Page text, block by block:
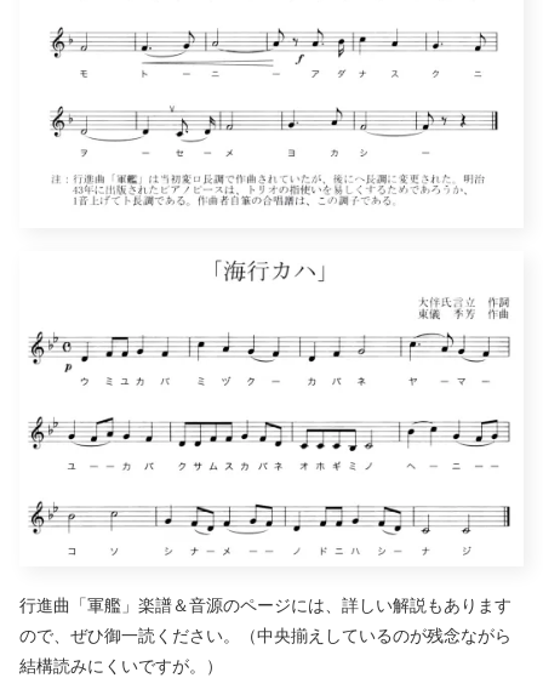
行進曲「軍艦」楽譜＆音源のページには、詳しい解説もあります
ので、ぜひ御一読ください。（中央揃えしているのが残念ながら
結構読みにくいですが。）